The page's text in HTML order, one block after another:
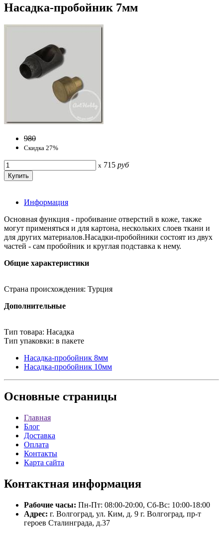
Насадка-пробойник 7мм
980
Скидка 27%
x 715 руб
Информация
Основная функция - пробивание отверстий в коже, также
могут применяться и для картона, нескольких слоев ткани и
для других материалов.Насадки-пробойники состоят из двух
частей - сам пробойник и круглая подставка к нему.
Общие характеристики
Страна происхождения: Турция
Дополнительные
Тип товара: Насадка
Тип упаковки: в пакете
Насадка-пробойник 8мм
Насадка-пробойник 10мм
Основные страницы
Главная
Блог
Доставка
Оплата
Контакты
Карта сайта
Контактная информация
Рабочие часы: Пн-Пт: 08:00-20:00, Сб-Вс: 10:00-18:00
Адрес: г. Волгоград, ул. Ким, д. 9 г. Волгоград, пр-т
героев Сталинграда, д.37